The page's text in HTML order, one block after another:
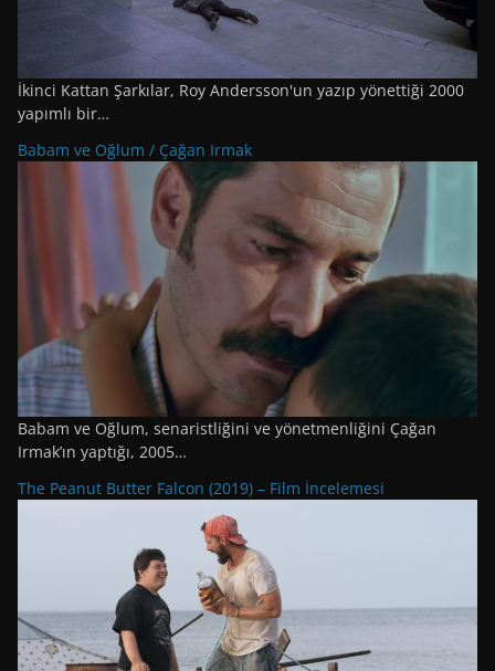
İkinci Kattan Şarkılar, Roy Andersson'un yazıp yönettiği 2000
yapımlı bir…
Babam ve Oğlum / Çağan Irmak
Babam ve Oğlum, senaristliğini ve yönetmenliğini Çağan
Irmak’ın yaptığı, 2005…
The Peanut Butter Falcon (2019) – Film İncelemesi